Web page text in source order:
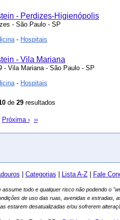
- Perdizes-Higienópolis
- São Paulo - SP
- Hospitais
- Vila Mariana
- Vila Mariana - São Paulo - SP
- Hospitais
de 29resultados
Próxima › ››
Categorias Lista A-Z| Fale
todo e qualquer risco não podendo o
de uso das ruas, avenidas e estradas,
estarem desatualizadas e/ou sofrerem